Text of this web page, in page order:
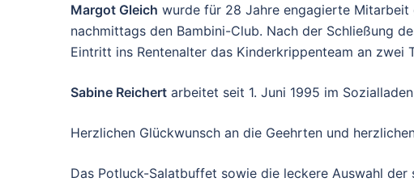
Margot Gleich wurde für 28 Jahre engagierte Mitarbeit
nachmittags den Bambini-Club. Nach der Schließung
Eintritt ins Rentenalter das Kinderkrippenteam an zwei
Sabine Reichert arbeitet seit 1. Juni 1995 im
Herzlichen Glückwunsch an die Geehrten und
Das Potluck-Salatbuffet sowie die leckere Auswahl